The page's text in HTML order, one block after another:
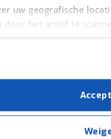
uw geografische
door het actief te
gegevens worden
zorgen we
goed werkt.
advertenties
uiteraard op